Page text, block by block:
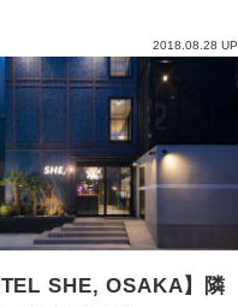
2018.08.28 UP
SHE, OSAKA】隣